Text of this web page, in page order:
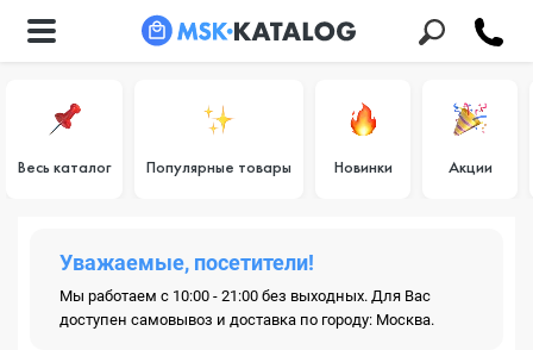
Весь каталог Популярные товары Новинки Акции
Уважаемые, посетители!
Мы работаем с 10:00 - 21:00 без выходных. Для Вас
доступен самовывоз и доставка по городу: Москва.